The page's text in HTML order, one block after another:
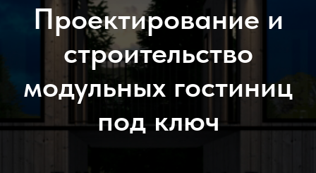
Проектирование и
строительство
модульных гостиниц
под ключ